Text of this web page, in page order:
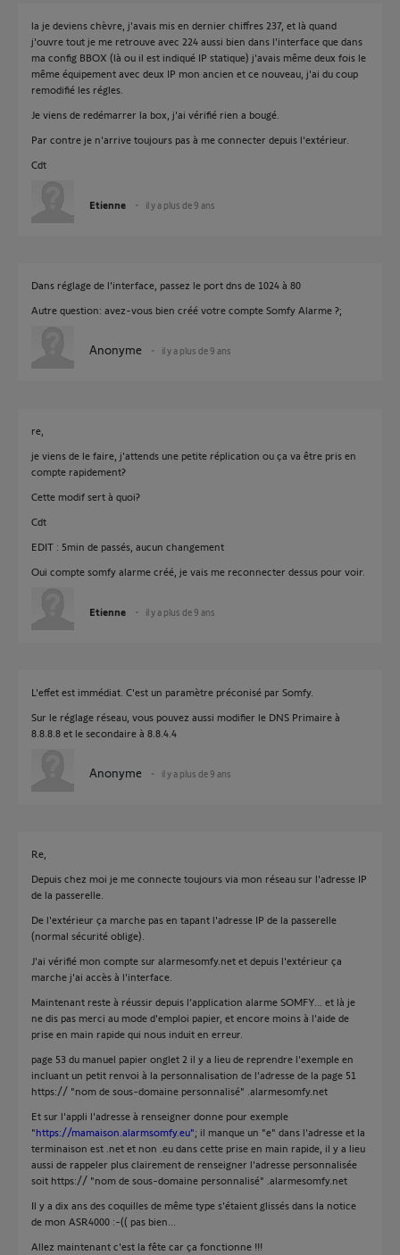
la je deviens chèvre, j'avais mis en dernier chiffres 237, et là quand
j'ouvre tout je me retrouve avec 224 aussi bien dans l'interface que dans
ma config BBOX (là ou il est indiqué IP statique) j'avais même deux fois le
même équipement avec deux IP mon ancien et ce nouveau, j'ai du coup
remodifié les régles.
Je viens de redémarrer la box, j'ai vérifié rien a bougé.
Par contre je n'arrive toujours pas à me connecter depuis l'extérieur.
Cdt
Etienne il y a plus de 9 ans
Dans réglage de l'interface, passez le port dns de 1024 à 80
Autre question: avez-vous bien créé votre compte Somfy Alarme ?;
Anonyme il y a plus de 9 ans
re,
je viens de le faire, j'attends une petite réplication ou ça va être pris en
compte rapidement?
Cette modif sert à quoi?
Cdt
EDIT : 5min de passés, aucun changement
Oui compte somfy alarme créé, je vais me reconnecter dessus pour voir.
Etienne il y a plus de 9 ans
L'effet est immédiat. C'est un paramètre préconisé par Somfy.
Sur le réglage réseau, vous pouvez aussi modifier le DNS Primaire à
8.8.8.8 et le secondaire à 8.8.4.4
Anonyme il y a plus de 9 ans
Re,
Depuis chez moi je me connecte toujours via mon réseau sur l'adresse IP
de la passerelle.
De l'extérieur ça marche pas en tapant l'adresse IP de la passerelle
(normal sécurité oblige).
J'ai vérifié mon compte sur alarmesomfy.net et depuis l'extérieur ça
marche j'ai accès à l'interface.
Maintenant reste à réussir depuis l’application alarme SOMFY... et là je
ne dis pas merci au mode d'emploi papier, et encore moins à l'aide de
prise en main rapide qui nous induit en erreur.
page 53 du manuel papier onglet 2 il y a lieu de reprendre l'exemple en
incluant un petit renvoi à la personnalisation de l'adresse de la page 51
https:// "nom de sous-domaine personnalisé" .alarmesomfy.net
Et sur l'appli l'adresse à renseigner donne pour exemple
"https://mamaison.alarmsomfy.eu"; il manque un "e" dans l'adresse et la
terminaison est .net et non .eu dans cette prise en main rapide, il y a lieu
aussi de rappeler plus clairement de renseigner l'adresse personnalisée
soit https:// "nom de sous-domaine personnalisé" .alarmesomfy.net
Il y a dix ans des coquilles de même type s'étaient glissés dans la notice
de mon ASR4000 :-(( pas bien...
Allez maintenant c'est la fête car ça fonctionne !!!